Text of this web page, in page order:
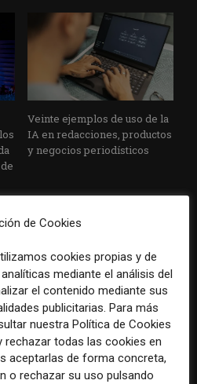
Veinte ejemplos de uso de la
IA en redacciones, productos
y negocios periodísticos
Los medios tienen audiencia,
pero no siempre comunidad:
cómo activar a los lectores
que siguen las noticias en
de Cookies
cookies propias y de
mediante el análisis del
el contenido mediante sus
publicitarias. Para más
nuestra Política de Cookies
rechazar todas las cookies en
aceptarlas de forma concreta,
o rechazar su uso pulsando